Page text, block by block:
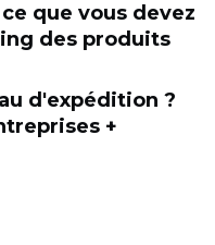
que vous devez
des produits
d'expédition ?
+